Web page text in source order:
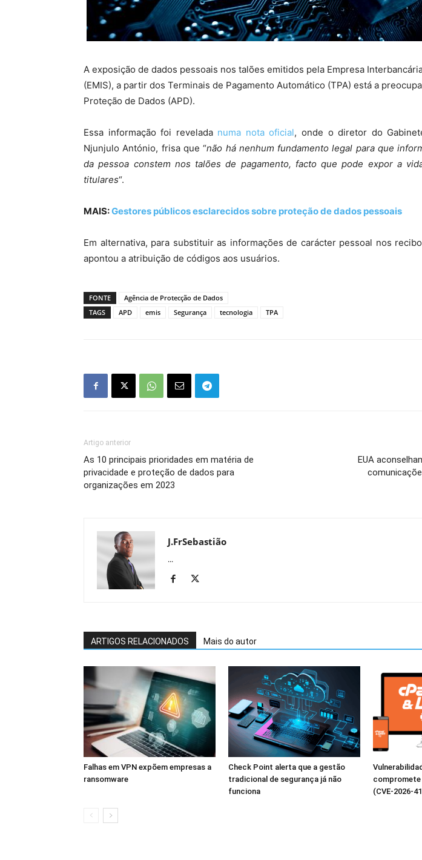
A exposição de dados pessoais nos talões emitidos pela Empresa
(EMIS), a partir dos Terminais de Pagamento Automático (TPA) está a
Proteção de Dados (APD).
Essa informação foi revelada numa nota oficial, onde o diretor do
Njunjulo António, frisa que “não há nenhum fundamento legal para que
da pessoa constem nos talões de pagamento, facto que pode expor a
titulares“.
MAIS:Gestores públicos esclarecidos sobre proteção de dados pessoais
Em alternativa, para substituir as informações de carácter pessoal nos
apontou a atribuição de códigos aos usuários.
FONTE
Agência de Protecção de Dados
TAGS
APD emis Segurança tecnologia TPA
Artigo anterior
As 10 principais prioridades em matéria de
privacidade e proteção de dados para
organizações em 2023
EUA
J.FrSebastião
...
ARTIGOS RELACIONADOS Mais do autor
Falhas em VPN expõem empresas a
ransomware
Check Point alerta que a gestão
tradicional de segurança já não
funciona
compromete
(CVE-2026-